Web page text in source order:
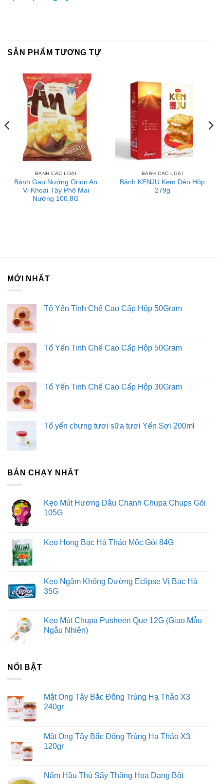
SẢN PHẨM TƯƠNG TỰ
BÁNH CÁC LOẠI
Bánh Gạo Nướng Orion An
Vị Khoai Tây Phô Mai
Nướng 100.8G
BÁNH CÁC LOẠI
Bánh KENJU Kem Dẻo Hộp
279g
MỚI NHẤT
Tổ Yến Tinh Chế Cao Cấp Hộp 50Gram
Tổ Yến Tinh Chế Cao Cấp Hộp 50Gram
Tổ Yến Tinh Chế Cao Cấp Hộp 30Gram
Tổ yến chưng tươi sữa tươi Yến Sợi 200ml
BÁN CHẠY NHẤT
Kẹo Mút Hương Dâu Chanh Chupa Chups Gói
105G
Kẹo Họng Bạc Hà Thảo Mộc Gói 84G
Kẹo Ngậm Không Đường Eclipse Vị Bạc Hà
35G
Kẹo Mút Chupa Pusheen Que 12G (Giao Mẫu
Ngẫu Nhiên)
NỔI BẬT
Mật Ong Tây Bắc Đông Trùng Hạ Thảo X3
240gr
Mật Ong Tây Bắc Đông Trùng Hạ Thảo X3
120gr
Nấm Hầu Thủ Sấy Thăng Hoa Dạng Bột